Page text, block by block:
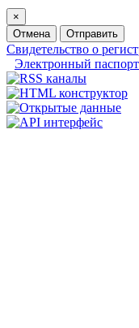
×
Отмена
Отправить
Свидетельство о
Электронный